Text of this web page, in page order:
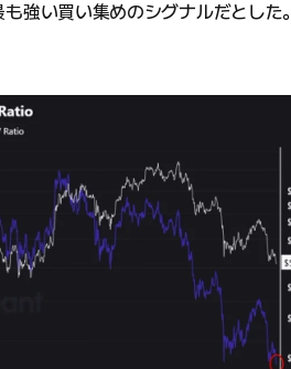
強い買い集めのシグナルだとした。